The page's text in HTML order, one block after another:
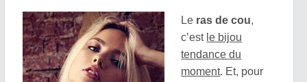
Le ras de cou,
c’est le bijou
tendance du
moment. Et, pour